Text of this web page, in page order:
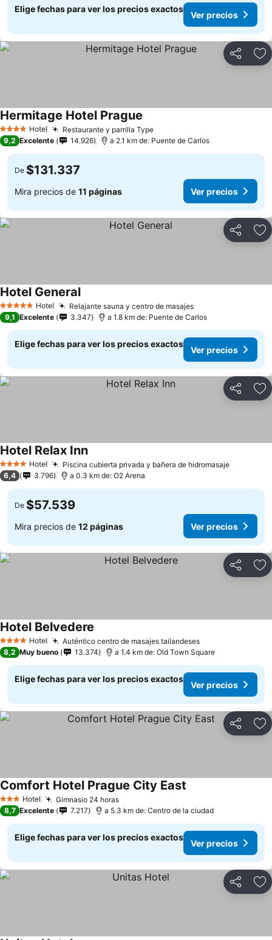
Elige fechas para ver los precios exactos
Ver precios
Compartir
4 EstrellasHotel Restaurante y parrilla TypeVer precios
Hermitage Hotel Prague
9,2 Excelente 14.926 a 2.1 km de: Puente de Carlos
De $131.337
Mira precios de 11 páginas Ver precios
Compartir
5 Estrellas Hotel Relajante sauna y centro de masajesVer precios
Hotel GeneralVer precios
9,1 Excelente 3.347 a 1.8 km de: Puente de Carlos
Elige fechas para ver los precios exactos
Ver precios
Compartir
4 EstrellasHotel Piscina cubierta privada y bañera de hidromasajeVer
Hotel Relax InnVer precios
6,4 3.796 a 0.3 km de: O2 Arena
De $57.539
Mira precios de 12 páginas Ver precios
Compartir
4 EstrellasHotel Auténtico centro de masajes tailandesesVer precios
Hotel Belvedere
8,2 Muy bueno 13.374 a 1.4 km de: Old Town Square
Elige fechas para ver los precios exactos
Ver precios
Compartir
3 Estrellas
Hotel Gimnasio 24 horasVer precios
Comfort Hotel Prague City East
8,7 Excelente 7.217 a 5.3 km de: Centro de la ciudad
Elige fechas para ver los precios exactos
Ver precios
Compartir